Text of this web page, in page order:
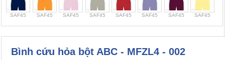
SAF45 SAF45 SAF45 SAF45 SAF45 SAF45 SAF45 SAF45
Bình cứu hỏa bột ABC - MFZL4 - 002